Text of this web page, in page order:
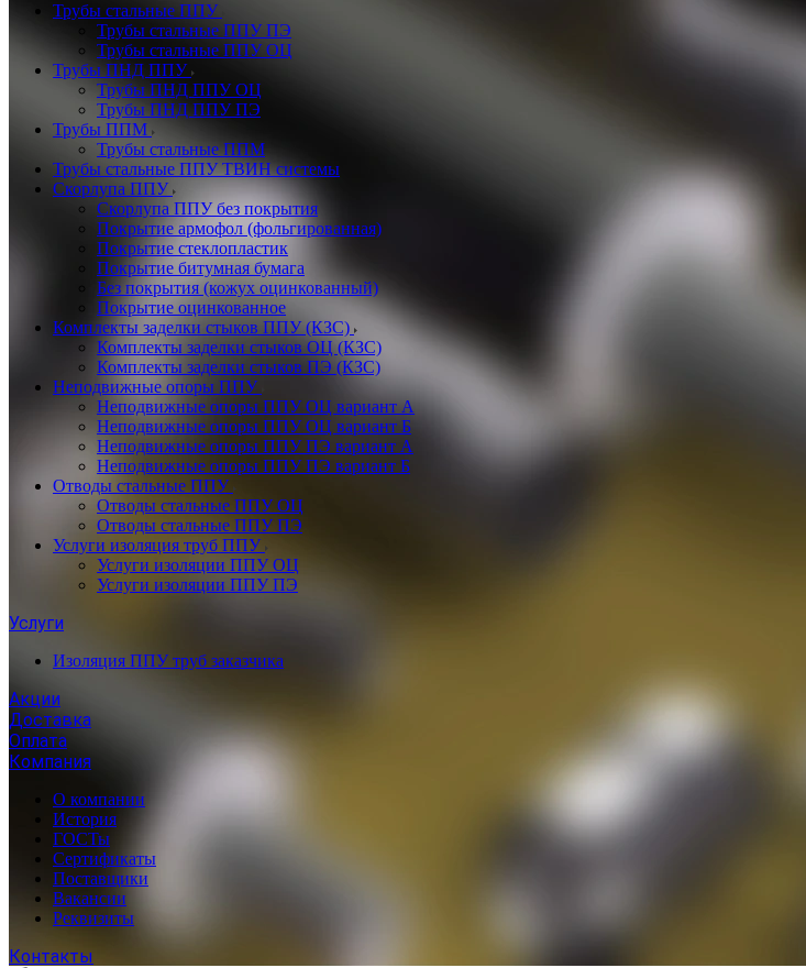
Трубы стальные ППУ
Трубы стальные ППУ ПЭ
Трубы стальные ППУ ОЦ
Трубы ПНД ППУ
Трубы ПНД ППУ ОЦ
Трубы ПНД ППУ ПЭ
Трубы ППМ
Трубы стальные ППМ
Трубы стальные ППУ ТВИН системы
Скорлупа ППУ
Скорлупа ППУ без покрытия
Покрытие армофол (фольгированная)
Покрытие стеклопластик
Покрытие битумная бумага
Без покрытия (кожух оцинкованный)
Покрытие оцинкованное
Комплекты заделки стыков ППУ (КЗС)
Комплекты заделки стыков ОЦ (КЗС)
Комплекты заделки стыков ПЭ (КЗС)
Неподвижные опоры ППУ
Неподвижные опоры ППУ ОЦ вариант А
Неподвижные опоры ППУ ОЦ вариант Б
Неподвижные опоры ППУ ПЭ вариант А
Неподвижные опоры ППУ ПЭ вариант Б
Отводы стальные ППУ
Отводы стальные ППУ ОЦ
Отводы стальные ППУ ПЭ
Услуги изоляция труб ППУ
Услуги изоляции ППУ ОЦ
Услуги изоляции ППУ ПЭ
Услуги
Изоляция ППУ труб заказчика
Акции
Доставка
Оплата
Компания
О компании
История
ГОСТы
Сертификаты
Поставщики
Вакансии
Реквизиты
Контакты